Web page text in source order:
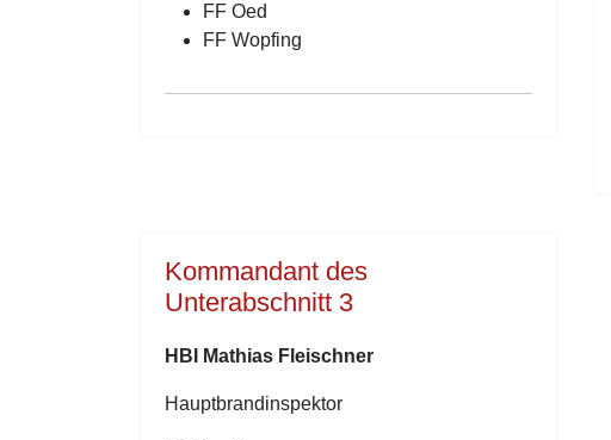
FF Oed
FF Wopfing
Kommandant des
Unterabschnitt 3
HBI Mathias Fleischner
Hauptbrandinspektor